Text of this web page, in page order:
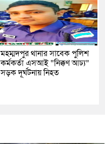
মহম্মদপুর থানার সাবেক পুলিশ
কর্মকর্তা এসআই “নিক্কণ আঢ্য”
সড়ক দূর্ঘটনায় নিহত